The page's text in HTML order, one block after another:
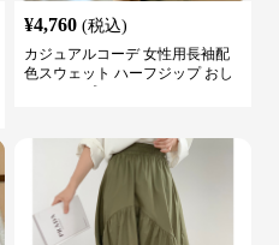
¥4,760 (税込)
カジュアルコーデ 女性用長袖配
色スウェット ハーフジップ おし